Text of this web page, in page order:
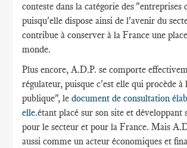
conteste dans la catégorie des "entreprises
puisqu'elle dispose ainsi de l'avenir du
contribue à conserver à la France une
monde.
Plus encore, A.D.P. se comporte
régulateur, puisque c'est elle qui procède
publique", ledocument de consultation
elle.étant placé sur son site et développant
pour le secteur et pour la France. Mais
aussi comme un acteur économiques et